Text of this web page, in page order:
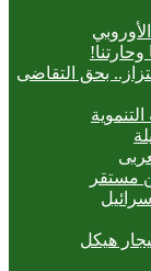
بحق التقاضى
مستقر
هيكل